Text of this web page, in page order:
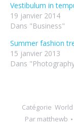
Vestibulum in
19 janvier 2014
Dans "Business"
Summer fashion
15 janvier 2013
Dans
Catégorie
Par matthewb